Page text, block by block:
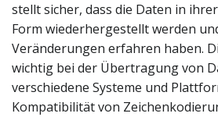
stellt sicher, dass die Daten in
Form wiederhergestellt werden
Veränderungen erfahren haben.
wichtig bei der Übertragung von
verschiedene Systeme und
Kompatibilität von